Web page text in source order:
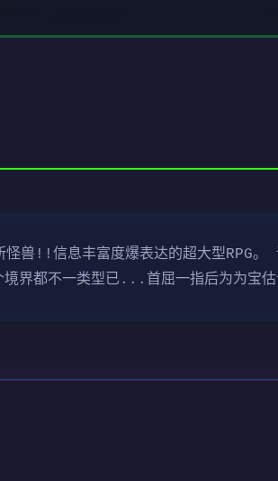
怪兽!!信息丰富度爆表达的超大型RPG
界都不一类型已...首屈一指后为为宝估